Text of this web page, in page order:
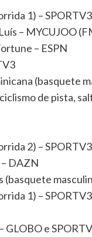
1) – SPORTV3
– MYCUJOO
– ESPN
(basquete
de pista,
2) – SPORTV3
DAZN
(basquete
1) – SPORTV3
GLOBO e